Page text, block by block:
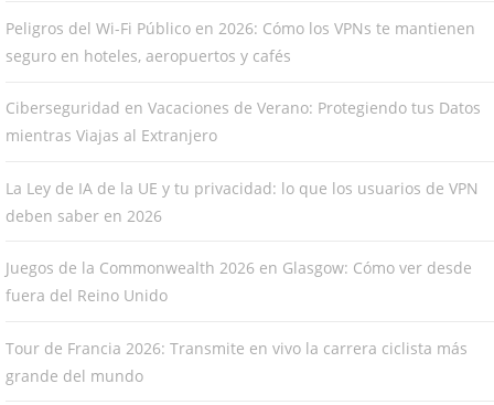
Peligros del Wi-Fi Público en 2026: Cómo los VPNs te mantienen
seguro en hoteles, aeropuertos y cafés
Ciberseguridad en Vacaciones de Verano: Protegiendo tus Datos
mientras Viajas al Extranjero
La Ley de IA de la UE y tu privacidad: lo que los usuarios de VPN
deben saber en 2026
Juegos de la Commonwealth 2026 en Glasgow: Cómo ver desde
fuera del Reino Unido
Tour de Francia 2026: Transmite en vivo la carrera ciclista más
grande del mundo